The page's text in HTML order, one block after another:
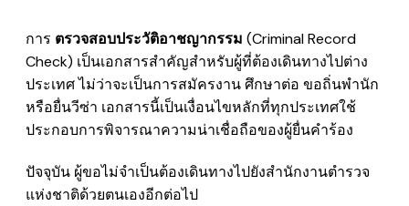
การ ตรวจสอบประวัติอาชญากรรม (Criminal Record
Check) เป็นเอกสารสำคัญสำหรับผู้ที่ต้องเดินทางไปต่าง
ประเทศ ไม่ว่าจะเป็นการสมัครงาน ศึกษาต่อ ขอถิ่นพำนัก
หรือยื่นวีซ่า เอกสารนี้เป็นเงื่อนไขหลักที่ทุกประเทศใช้
ประกอบการพิจารณาความน่าเชื่อถือของผู้ยื่นคำร้อง
ปัจจุบัน ผู้ขอไม่จำเป็นต้องเดินทางไปยังสำนักงานตำรวจ
แห่งชาติด้วยตนเองอีกต่อไป